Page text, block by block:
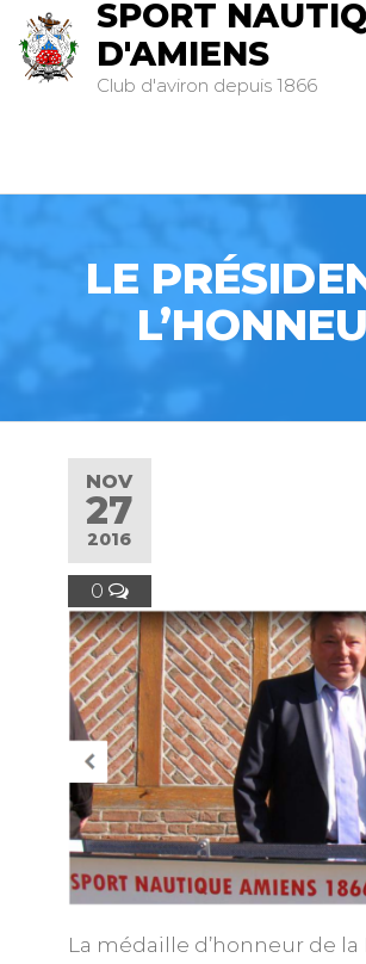
SPORT
D'AMIENS
Club d'aviron depuis 1866
LE
NOV
27
2016
0
La médaille d’honneur de la